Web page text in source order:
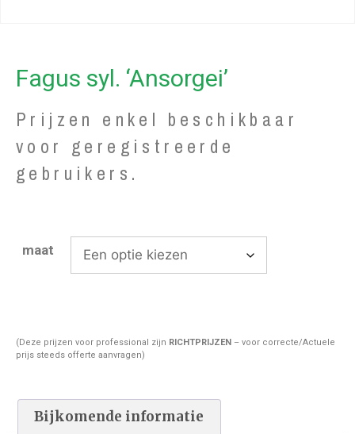
Fagus syl. ‘Ansorgei’
Prijzen enkel beschikbaar
voor geregistreerde
gebruikers.
maat
(Deze prijzen voor professional zijn RICHTPRIJZEN – voor correcte/Actuele
prijs steeds offerte aanvragen)
Bijkomende informatie